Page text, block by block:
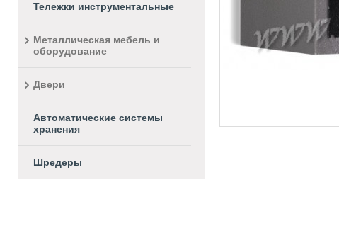
Тележки инструментальные
Металлическая мебель и
оборудование
Двери
Автоматические системы
хранения
Шредеры